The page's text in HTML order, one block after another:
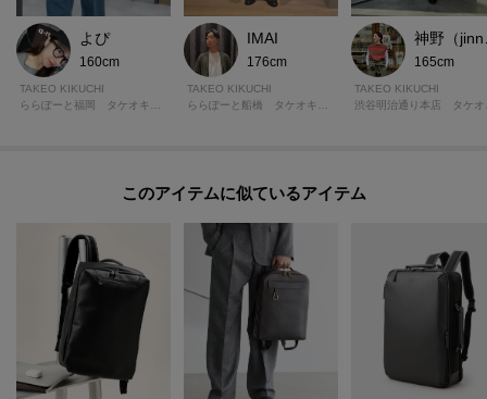
よぴ
160cm
TAKEO KIKUCHI
IMAI
176cm
TAKEO KIKUCHI
165cm
TAKEO KIKUCHI
このアイテムに似ているアイテム